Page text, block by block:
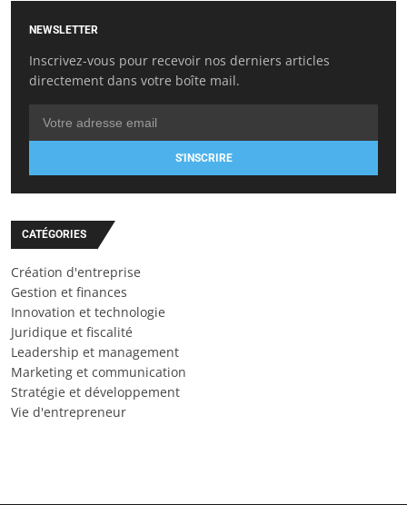
NEWSLETTER
Inscrivez-vous pour recevoir nos derniers articles
directement dans votre boîte mail.
S'INSCRIRE
CATÉGORIES
Création d'entreprise
Gestion et finances
Innovation et technologie
Juridique et fiscalité
Leadership et management
Marketing et communication
Stratégie et développement
Vie d'entrepreneur